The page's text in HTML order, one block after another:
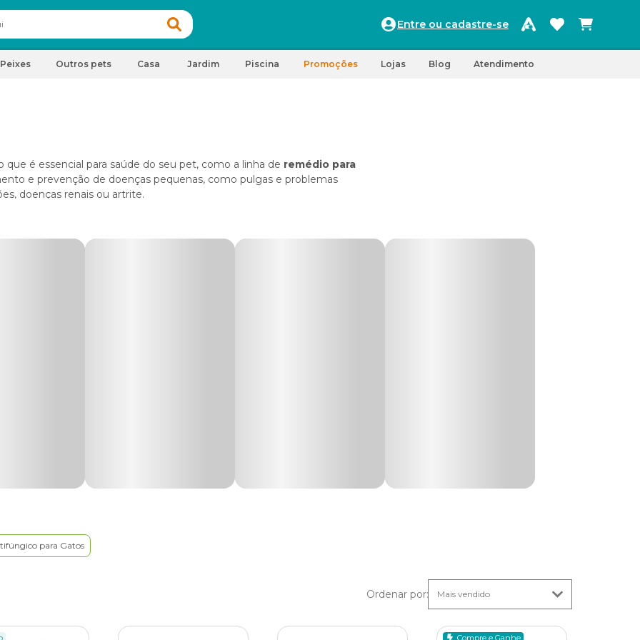
Entre ou cadastre-se
Peixes Outros pets Casa Jardim Piscina Promoções Lojas Blog Atendimento
é essencial para saúde do seu pet, como a linha de remédio para
e prevenção de doenças pequenas, como pulgas e problemas
doenças renais ou artrite.
graves, como: dermatites, alergia e alopecia.
para gatos, como: Bravecto, Advocate, Frontline, entre outros.
de verme para gatoé responsável por prevenir e tratar
para Gatos
Ordenar por:
Compre e Ganhe